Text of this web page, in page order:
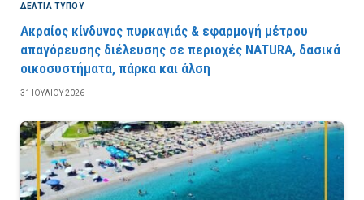
ΔΕΛΤΙΑ ΤΥΠΟΥ
Ακραίος κίνδυνος πυρκαγιάς & εφαρμογή μέτρου
απαγόρευσης διέλευσης σε περιοχές NATURA, δασικά
οικοσυστήματα, πάρκα και άλση
31 ΙΟΥΛΊΟΥ 2026